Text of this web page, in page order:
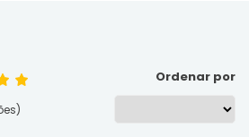
Ordenar por